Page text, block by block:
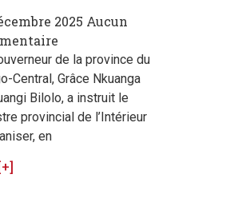
2025 Aucun
de la province du
Central, Grâce Nkuanga
Bilolo, a instruit le
provincial de l’Intérieur
en